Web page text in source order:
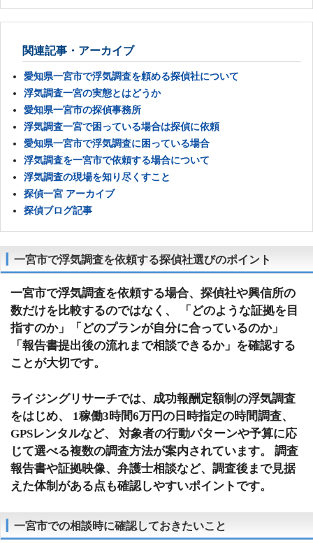
関連記事・アーカイブ
愛知県一宮市で浮気調査を頼める探偵社について
浮気調査一宮の実態とはどうか
愛知県一宮市の探偵事務所
浮気調査一宮で困っている場合は探偵に依頼
愛知県一宮市で浮気調査に困っている場合
浮気調査を一宮市で依頼する場合について
浮気調査の現場を知り尽くすこと
探偵一宮 アーカイブ
探偵ブログ記事
一宮市で浮気調査を依頼する探偵社選びのポイント
一宮市で浮気調査を依頼する場合、探偵社や興信所の
数だけを比較するのではなく、 「どのような証拠を目
指すのか」「どのプランが自分に合っているのか」
「報告書提出後の流れまで相談できるか」を確認する
ことが大切です。
ライジングリサーチでは、成功報酬定額制の浮気調査
をはじめ、 1稼働3時間6万円の日時指定の時間調査、
GPSレンタルなど、 対象者の行動パターンや予算に応
じて選べる複数の調査方法が案内されています。 調査
報告書や証拠映像、弁護士相談など、調査後まで見据
えた体制がある点も確認しやすいポイントです。
一宮市での相談時に確認しておきたいこと